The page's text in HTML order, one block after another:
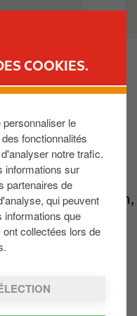
COOKIES.
le
fonctionnalités
notre trafic.
informations sur
partenaires de
qui peuvent
que
collectées lors de
STATION
RICHT.
, Hoegaarden,